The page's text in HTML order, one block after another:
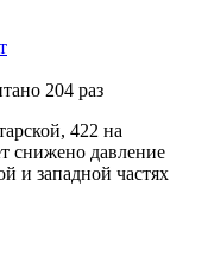
204 раз
422 на
снижено давление
и западной частях